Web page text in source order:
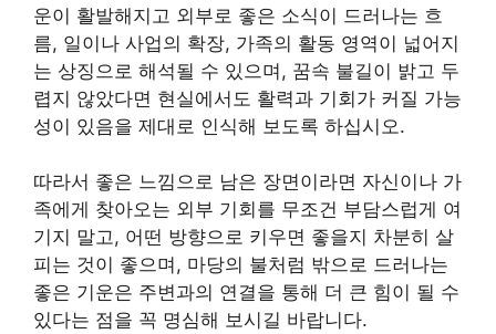
운이 활발해지고 외부로 좋은 소식이 드러나는 흐
름, 일이나 사업의 확장, 가족의 활동 영역이 넓어지
는 상징으로 해석될 수 있으며, 꿈속 불길이 밝고 두
렵지 않았다면 현실에서도 활력과 기회가 커질 가능
성이 있음을 제대로 인식해 보도록 하십시오.
따라서 좋은 느낌으로 남은 장면이라면 자신이나 가
족에게 찾아오는 외부 기회를 무조건 부담스럽게 여
기지 말고, 어떤 방향으로 키우면 좋을지 차분히 살
피는 것이 좋으며, 마당의 불처럼 밖으로 드러나는
좋은 기운은 주변과의 연결을 통해 더 큰 힘이 될 수
있다는 점을 꼭 명심해 보시길 바랍니다.